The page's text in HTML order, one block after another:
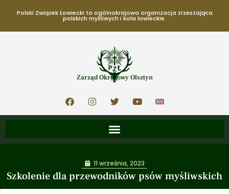
Polski Związek Łowiecki to ogólnokrajowa organizacja zrzeszająca
polskich myśliwych i koła łowieckie.
Zarząd Okręgowy Olsztyn
Szkolenie dla przewodników psów myśliwskich
11 września, 2023